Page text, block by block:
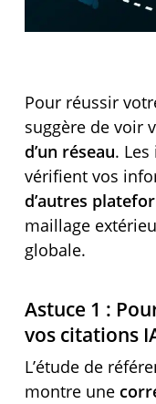
Pour réussir
suggère de voir
d’un réseau.
vérifient vos
d’autres
maillage
globale.
Astuce 1 :
vos citations
L’étude de
montre une